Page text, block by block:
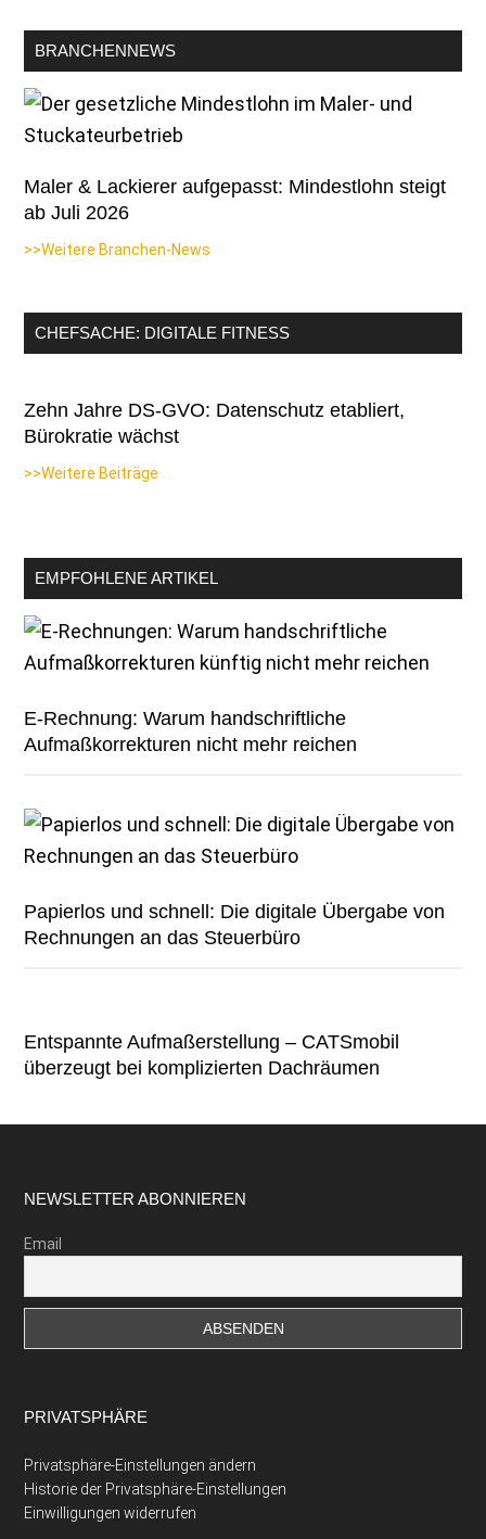
BRANCHENNEWS
Maler & Lackierer aufgepasst: Mindestlohn steigt
ab Juli 2026
>>Weitere Branchen-News
CHEFSACHE: DIGITALE FITNESS
Zehn Jahre DS-GVO: Datenschutz etabliert,
Bürokratie wächst
>>Weitere Beiträge
EMPFOHLENE ARTIKEL
E-Rechnung: Warum handschriftliche
Aufmaßkorrekturen nicht mehr reichen
Papierlos und schnell: Die digitale Übergabe von
Rechnungen an das Steuerbüro
Entspannte Aufmaßerstellung – CATSmobil
überzeugt bei komplizierten Dachräumen
Footer
NEWSLETTER ABONNIEREN
Email
PRIVATSPHÄRE
Privatsphäre-Einstellungen ändern
Historie der Privatsphäre-Einstellungen
Einwilligungen widerrufen